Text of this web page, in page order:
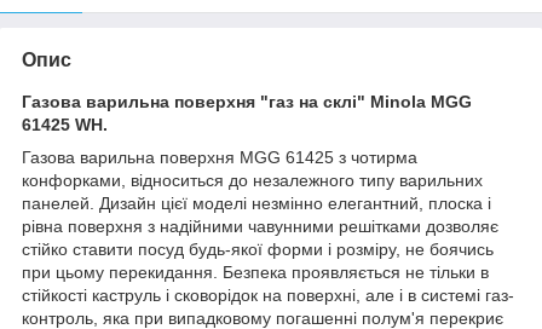
Опис
Газова варильна поверхня "газ на склі" Minola MGG
61425 WH.
Газова варильна поверхня MGG 61425 з чотирма
конфорками, відноситься до незалежного типу варильних
панелей. Дизайн цієї моделі незмінно елегантний, плоска і
рівна поверхня з надійними чавунними решітками дозволяє
стійко ставити посуд будь-якої форми і розміру, не боячись
при цьому перекидання. Безпека проявляється не тільки в
стійкості каструль і сковорідок на поверхні, але і в системі газ-
контроль, яка при випадковому погашенні полум'я перекриє